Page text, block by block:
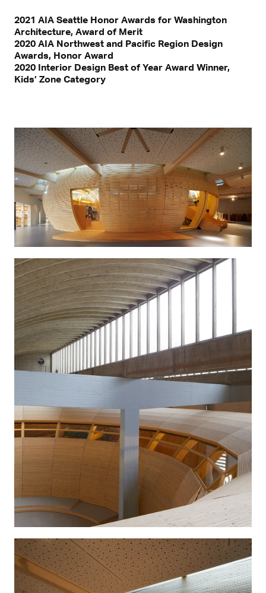
2021 AIA Seattle Honor Awards for Washington
Architecture, Award of Merit
2020 AIA Northwest and Pacific Region Design
Awards, Honor Award
2020 Interior Design Best of Year Award Winner,
Kids’ Zone Category